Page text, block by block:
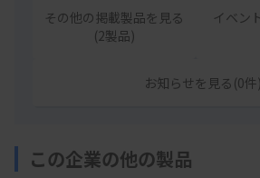
その他の掲載製品を見る
(2製品)
イベン
お知らせを見る(0件)
この企業の他の製品